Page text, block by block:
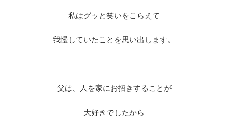
私はグッと笑いをこらえて
我慢していたことを思い出します。
父は、人を家にお招きすることが
大好きでしたから